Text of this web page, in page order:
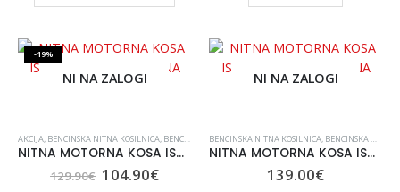
-19%
NI NA ZALOGI
AKCIJA, BENCINSKA NITNA KOSILNICA, BENCINSKA NITNA KOSILNICA , KOSILNICE,KOSILNICE, VRT IN
NITNA MOTORNA KOSA ISKRA TU331DEP BOČNA
129.90€ 104.90€
NI NA ZALOGI
BENCINSKA NITNA KOSILNICA, BENCINSKA NITNA KOSILNICA
NITNA MOTORNA KOSA ISKRA TU430SEU BOČNA
139.00€